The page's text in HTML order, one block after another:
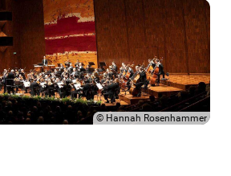
© Hannah Rosenhammer